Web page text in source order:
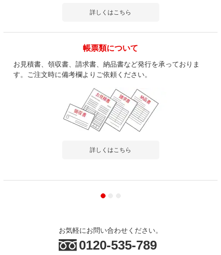
詳しくはこちら
帳票類について
お見積書、領収書、請求書、納品書など発行を承っておりま
す。ご注文時に備考欄よりご依頼ください。
詳しくはこちら
お気軽にお問い合わせください。
0120-535-789